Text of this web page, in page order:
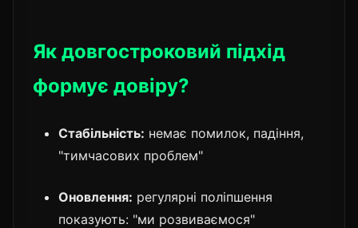
Як довгостроковий підхід
формує довіру?
Стабільність: немає помилок, падіння,
"тимчасових проблем"
Оновлення: регулярні поліпшення
показують: "ми розвиваємося"